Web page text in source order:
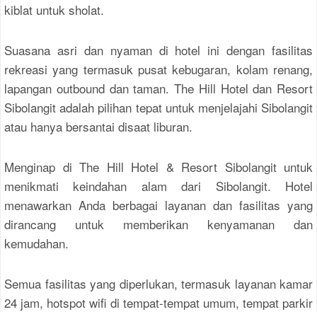
kiblat untuk sholat.
Suasana asri dan nyaman di hotel ini dengan fasilitas
rekreasi yang termasuk pusat kebugaran, kolam renang,
lapangan outbound dan taman. The Hill Hotel dan Resort
Sibolangit adalah pilihan tepat untuk menjelajahi Sibolangit
atau hanya bersantai disaat liburan.
Menginap di The Hill Hotel & Resort Sibolangit untuk
menikmati keindahan alam dari Sibolangit. Hotel
menawarkan Anda berbagai layanan dan fasilitas yang
dirancang untuk memberikan kenyamanan dan
kemudahan.
Semua fasilitas yang diperlukan, termasuk layanan kamar
24 jam, hotspot wifi di tempat-tempat umum, tempat parkir